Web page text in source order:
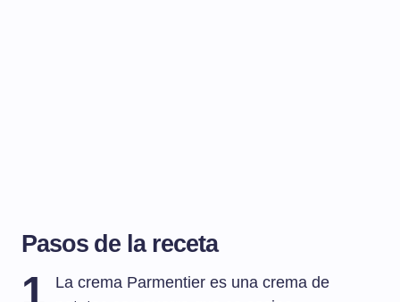
Pasos de la receta
1
La crema Parmentier es una crema de